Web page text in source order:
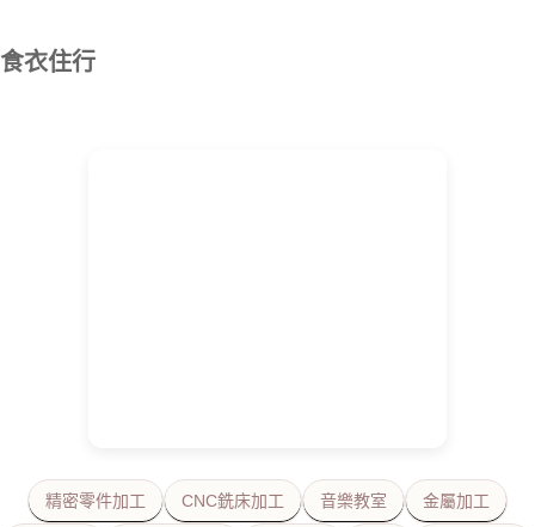
食衣住行
精密零件加工 CNC銑床加工 音樂教室 金屬加工